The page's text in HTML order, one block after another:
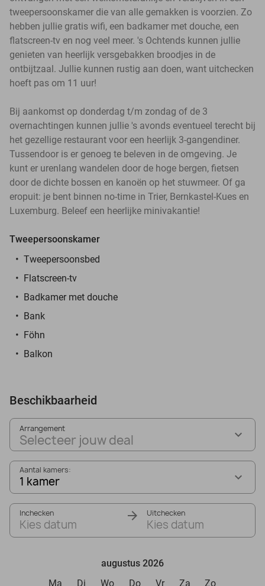
tweepersoonskamer die van alle gemakken is voorzien. Zo
hebben jullie gratis wifi, een badkamer met douche, een
flatscreen-tv en nog veel meer. 's Ochtends kunnen jullie
genieten van heerlijk versgebakken broodjes in de
ontbijtzaal. Jullie kunnen rustig aan doen, want uitchecken
hoeft pas om 11 uur!
Bij aankomst op donderdag t/m zondag of de 3
overnachtingen kunnen jullie 's avonds eventueel terecht bij
het gezellige restaurant voor een heerlijk 3-gangendiner.
Tussendoor is er genoeg te beleven in de omgeving. Je
kunt er urenlang wandelen door de hoge bergen, fietsen
door de dichte bossen en kanoën op het stuwmeer. Of ga
eropuit: je bent binnen no-time in Trier, Bernkastel-Kues en
Luxemburg. Beleef een heerlijke minivakantie!
Tweepersoonskamer
Tweepersoonsbed
Flatscreen-tv
Badkamer met douche
Bank
Föhn
Balkon
Beschikbaarheid
Arrangement
Selecteer jouw deal
Aantal kamers:
1 kamer
Inchecken
Kies datum
Uitchecken
Kies datum
augustus 2026
Ma
Di Wo Do Vr Za Zo